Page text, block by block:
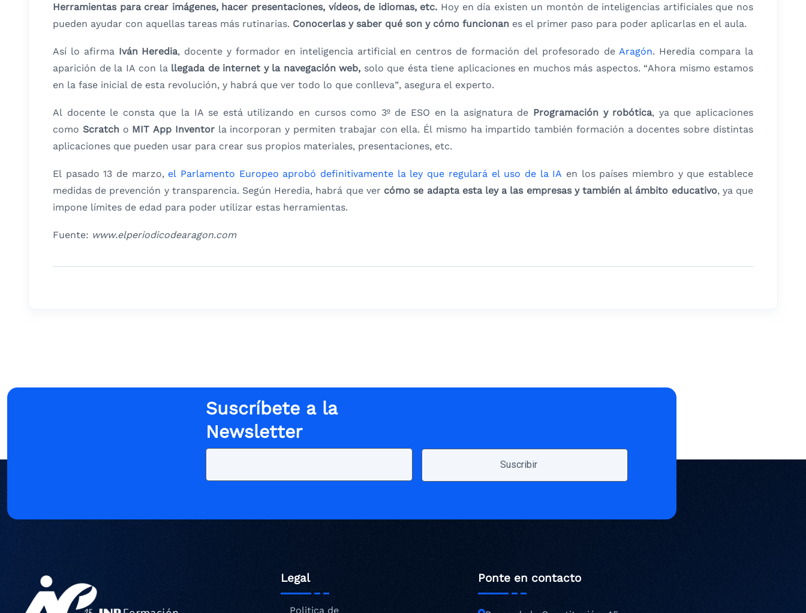
Herramientas para crear imágenes, hacer presentaciones, vídeos, de idiomas, etc. Hoy en día existen un montón de inteligencias artificiales que nos
pueden ayudar con aquellas tareas más rutinarias. Conocerlas y saber qué son y cómo funcionan es el primer paso para poder aplicarlas en el aula.
Así lo afirma Iván Heredia, docente y formador en inteligencia artificial en centros de formación del profesorado deAragón. Heredia compara la
aparición de la IA con la llegada de internet y la navegación web, solo que ésta tiene aplicaciones en muchos más aspectos. “Ahora mismo estamos
en la fase inicial de esta revolución, y habrá que ver todo lo que conlleva”, asegura el experto.
Al docente le consta que la IA se está utilizando en cursos como 3º de ESO en la asignatura de Programación y robótica, ya que aplicaciones
como Scratcho MIT App Inventorla incorporan y permiten trabajar con ella. Él mismo ha impartido también formación a docentes sobre distintas
aplicaciones que pueden usar para crear sus propios materiales, presentaciones, etc.
El pasado 13 de marzo, el Parlamento Europeo aprobó definitivamente la ley que regulará el uso de la IA en los países miembro y que establece
medidas de prevención y transparencia. Según Heredia, habrá que ver cómo se adapta esta ley a las empresas y también al ámbito educativo, ya que
impone límites de edad para poder utilizar estas herramientas.
Fuente: www.elperiodicodearagon.com
Suscríbete a la
Newsletter
Legal
Politica de
Ponte en contacto